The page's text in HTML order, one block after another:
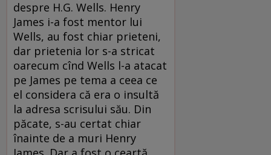
despre H.G. Wells. Henry
James i-a fost mentor lui
Wells, au fost chiar prieteni,
dar prietenia lor s-a stricat
oarecum cînd Wells l-a atacat
pe James pe tema a ceea ce
el considera că era o insultă
la adresa scrisului său. Din
păcate, s-au certat chiar
înainte de a muri Henry